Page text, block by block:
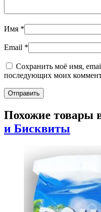
Имя *
Email *
Сохранить моё имя,
последующих моих
Похожие товары
и Бисквиты